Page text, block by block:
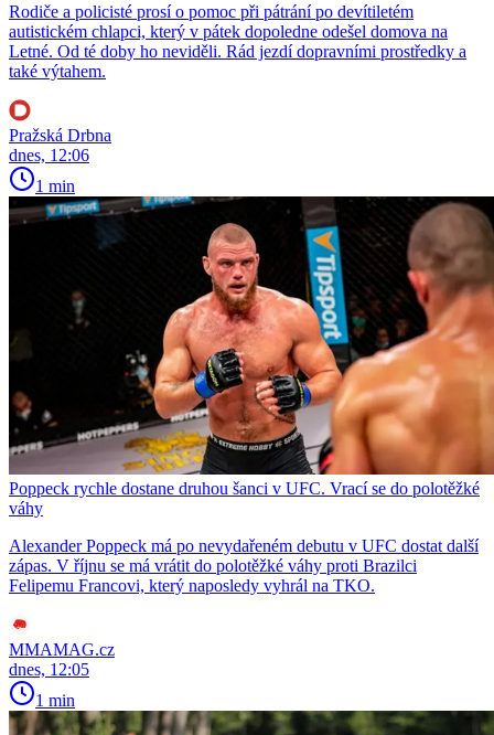
Rodiče a policisté prosí o pomoc při pátrání po devítiletém
autistickém chlapci, který v pátek dopoledne odešel domova na
Letné. Od té doby ho neviděli. Rád jezdí dopravními prostředky a
také výtahem.
Pražská Drbna
dnes, 12:06
1 min
Poppeck rychle dostane druhou šanci v UFC. Vrací se do polotěžké
váhy
Alexander Poppeck má po nevydařeném debutu v UFC dostat další
zápas. V říjnu se má vrátit do polotěžké váhy proti Brazilci
Felipemu Francovi, který naposledy vyhrál na TKO.
MMAMAG.cz
dnes, 12:05
1 min